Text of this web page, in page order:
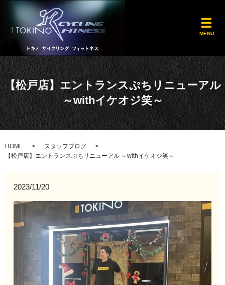
MENU
【松戸店】エントランスぷちリニューアル
～withイケオジ笑～
HOME
スタッフブログ
【松戸店】エントランスぷちリニューアル ～withイケオジ笑～
2023/11/20